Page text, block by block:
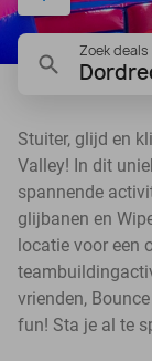
Zoek
Stuiter, glijd en
Valley! In dit
spannende
glijbanen en
locatie voor een
vrienden,
fun! Sta je al te